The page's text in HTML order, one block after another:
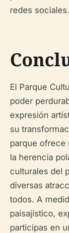
redes sociales.
El Parque
poder
expresión
su
parque ofrece
la herencia
culturales del
diversas
todos. A
paisajístico,
participas en